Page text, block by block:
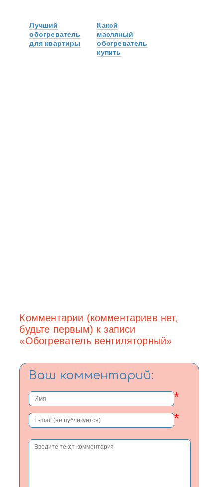
Лучший
обогреватель
для квартиры
Какой
масляный
обогреватель
купить
Комментарии (комментариев нет,
будьте первым) к записи
«Обогреватель вентиляторный»
Ваш комментарий:
*
*